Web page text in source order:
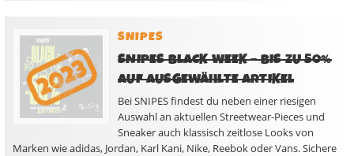
SNIPES
SNIPES BLACK WEEK – BIS ZU 50%
AUF AUSGEWÄHLTE ARTIKEL
Bei SNIPES findest du neben einer riesigen
Auswahl an aktuellen Streetwear-Pieces und
Sneaker auch klassisch zeitlose Looks von
Marken wie adidas, Jordan, Karl Kani, Nike, Reebok oder Vans. Sichere